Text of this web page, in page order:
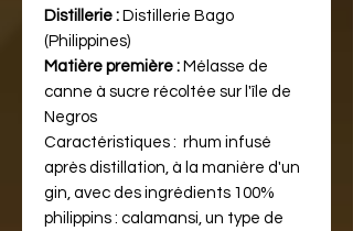
Distillerie : Distillerie Bago
(Philippines)
Matière première : Mélasse de
canne à sucre récoltée sur l'île de
Negros
Caractéristiques : rhum infusé
après distillation, à la manière d'un
gin, avec des ingrédients 100%
philippins : calamansi, un type de